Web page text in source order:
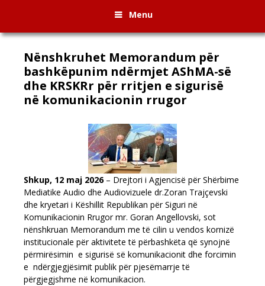
Menu
Nënshkruhet Memorandum për
bashkëpunim ndërmjet AShMA-së
dhe KRSKRr për rritjen e sigurisë
në komunikacionin rrugor
Shkup, 12 maj 2026– Drejtori i Agjencisë për Shërbime
Mediatike Audio dhe Audiovizuele dr.Zoran Trajçevski
dhe kryetari i Këshillit Republikan për Siguri në
Komunikacionin Rrugor mr. Goran Angellovski, sot
nënshkruan Memorandum me të cilin u vendos kornizë
institucionale për aktivitete të përbashkëta që synojnë
përmirësimin e sigurisë së komunikacionit dhe forcimin
e ndërgjegjësimit publik për pjesëmarrje të
përgjegjshme në komunikacion.